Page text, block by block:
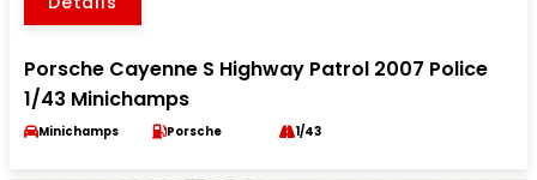
Porsche Cayenne S Highway Patrol 2007 Police
1/43 Minichamps
Minichamps Porsche 1/43